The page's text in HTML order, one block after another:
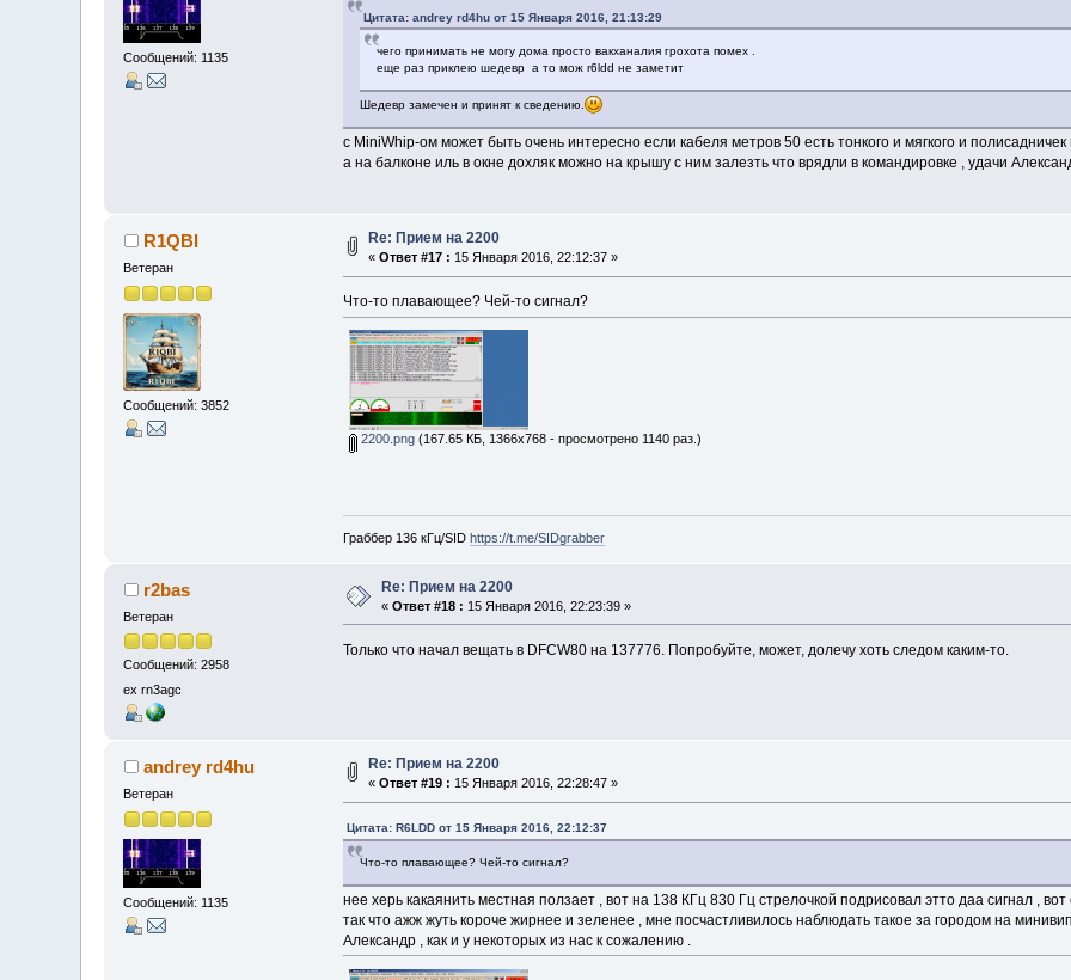
Сообщений: 1135
Цитата: andrey rd4hu от 15 Января 2016, 21:13:29
чего принимать не могу дома просто вакханалия грохота помех .
еще раз приклею шедевр а то мож r6ldd не заметит
Шедевр замечен и принят к сведению.
с MiniWhip-ом может быть очень интересно если кабеля метров 50 есть тонкого и мягкого и
а на балконе иль в окне дохляк можно на крышу с ним залезть что врядли в командировке , удачи
R1QBI
Ветеран
Сообщений: 3852
Re: Прием на 2200
«Ответ #17 : 15 Января 2016, 22:12:37 »
Что-то плавающее? Чей-то сигнал?
2200.png (167.65 КБ, 1366x768 - просмотрено 1140 раз.)
Граббер 136 кГц/SID https://t.me/SIDgrabber
r2bas
Ветеран
Сообщений: 2958
ex rn3agc
Re: Прием на 2200
«Ответ #18 : 15 Января 2016, 22:23:39 »
Только что начал вещать в DFCW80 на 137776. Попробуйте, может, долечу хоть следом каким-то.
andrey rd4hu
Ветеран
Сообщений: 1135
Re: Прием на 2200
«Ответ #19 : 15 Января 2016, 22:28:47 »
Цитата: R6LDD от 15 Января 2016, 22:12:37
Что-то плавающее? Чей-то сигнал?
нее херь какаянить местная ползает , вот на 138 КГц 830 Гц стрелочкой подрисовал этто даа сигнал ,
так что ажж жуть короче жирнее и зеленее , мне посчастливилось наблюдать такое за городом на
Александр , как и у некоторых из нас к сожалению .